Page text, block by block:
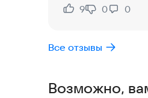
локаций рядом с
Попробуйте
Нравится:
9
Не нравится:
0 0
Все отзывы
Возможно,